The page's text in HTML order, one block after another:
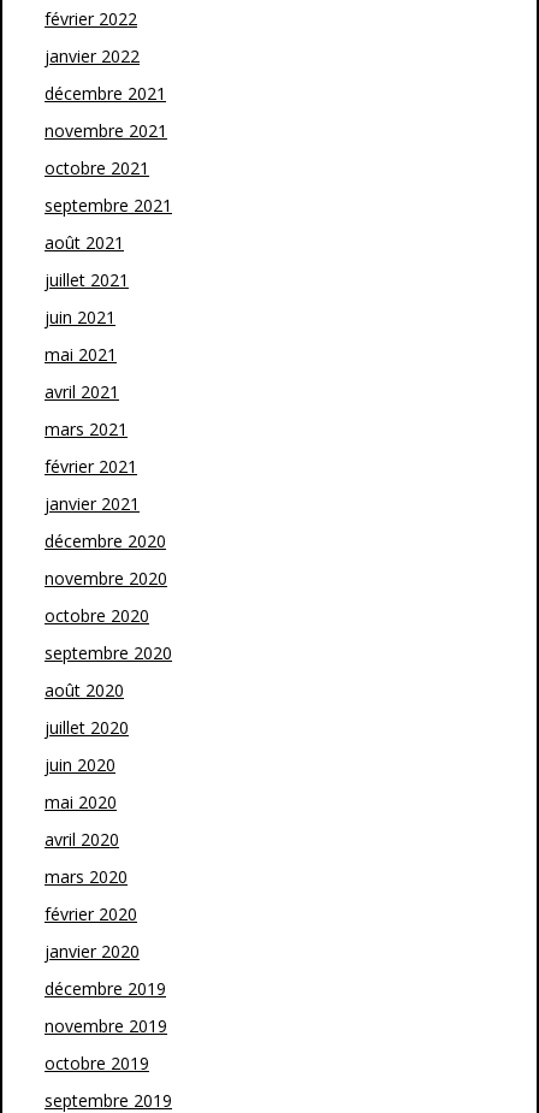
février 2022
janvier 2022
décembre 2021
novembre 2021
octobre 2021
septembre 2021
août 2021
juillet 2021
juin 2021
mai 2021
avril 2021
mars 2021
février 2021
janvier 2021
décembre 2020
novembre 2020
octobre 2020
septembre 2020
août 2020
juillet 2020
juin 2020
mai 2020
avril 2020
mars 2020
février 2020
janvier 2020
décembre 2019
novembre 2019
octobre 2019
septembre 2019